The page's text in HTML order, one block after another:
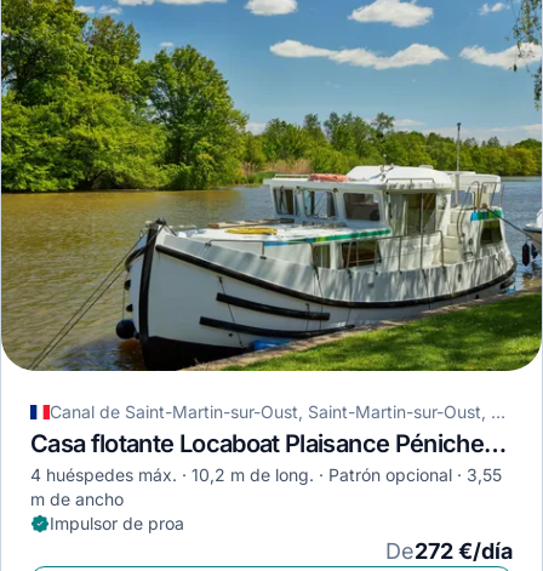
Canal de Saint-Martin-sur-Oust, Saint-Martin-sur-Oust, Francia
Casa flotante Locaboat Plaisance Pénichette 1020 · 2003
4 huéspedes máx. 10,2 m de long. Patrón opcional
3,55
m de ancho
Impulsor de proa
De272 €/día